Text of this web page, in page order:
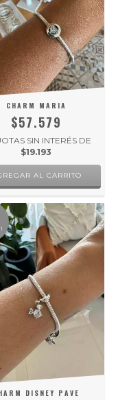
CHARM MARIA
$57.579
SIN INTERÉS DE
$19.193
DISNEY PAVE